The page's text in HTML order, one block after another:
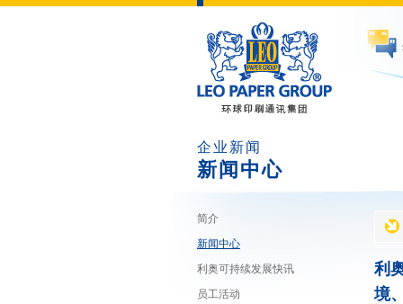
企业新闻
新闻中心
简介
新闻中心
利奥可持续发展快讯
员工活动
利
境